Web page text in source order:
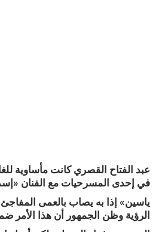
عبد الفتاح القصري كانت مأساوية
في إحدى المسرحيات مع الفنان
ياسين» إذا به يصاب بالعمى المفاجئ
الرؤية وظن الجمهور أن هذا الأمر